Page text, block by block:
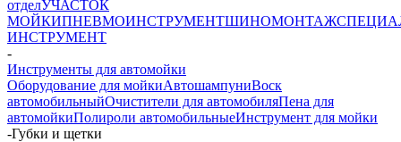
отделУЧАСТОК
МОЙКИПНЕВМОИНСТРУМЕНТШИНОМОНТАЖ
ИНСТРУМЕНТ
-
Инструменты для автомойки
Оборудование для мойкиАвтошампуниВоск
автомобильныйОчистители для автомобиляПена для
автомойкиПолироли автомобильныеИнструмент для мойки
-Губки и щетки